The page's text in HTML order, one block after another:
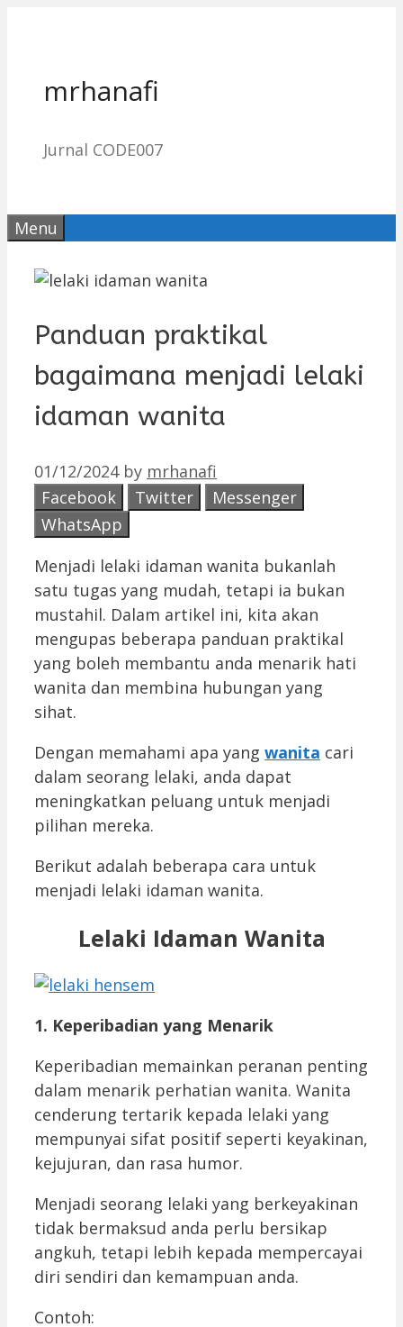
mrhanafi
Jurnal CODE007
Menu
Panduan praktikal
bagaimana menjadi lelaki
idaman wanita
01/12/2024 by mrhanafi
Facebook
Twitter
Messenger
WhatsApp
Menjadi lelaki idaman wanita bukanlah
satu tugas yang mudah, tetapi ia bukan
mustahil. Dalam artikel ini, kita akan
mengupas beberapa panduan praktikal
yang boleh membantu anda menarik hati
wanita dan membina hubungan yang
sihat.
Dengan memahami apa yang wanita cari
dalam seorang lelaki, anda dapat
meningkatkan peluang untuk menjadi
pilihan mereka.
Berikut adalah beberapa cara untuk
menjadi lelaki idaman wanita.
Lelaki Idaman Wanita
1. Keperibadian yang Menarik
Keperibadian memainkan peranan penting
dalam menarik perhatian wanita. Wanita
cenderung tertarik kepada lelaki yang
mempunyai sifat positif seperti keyakinan,
kejujuran, dan rasa humor.
Menjadi seorang lelaki yang berkeyakinan
tidak bermaksud anda perlu bersikap
angkuh, tetapi lebih kepada mempercayai
diri sendiri dan kemampuan anda.
Contoh: